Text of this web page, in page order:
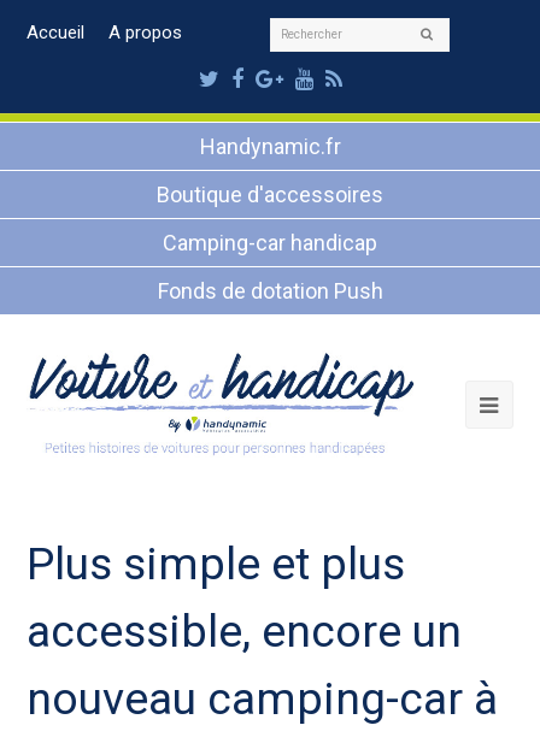
Accueil A propos Rechercher
Twitter
Facebook
Google
Plus
Youtube
RSS
Handynamic.fr
Boutique d'accessoires
Camping-car handicap
Fonds de dotation Push
Plus simple et plus
accessible, encore un
nouveau camping-car à